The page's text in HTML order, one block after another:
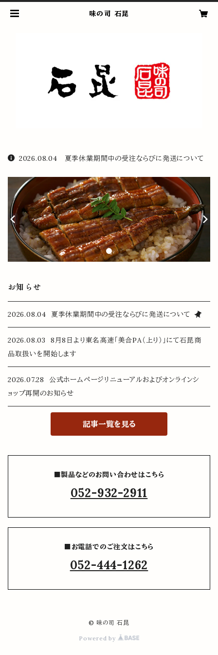
味の司 石昆
2026.08.04 夏季休業期間中の受注ならびに発送について
お知らせ
2026.08.04 夏季休業期間中の受注ならびに発送について
2026.08.03 8月8日より東名高速「美合PA（上り）」にて石昆商
品取扱いを開始します
2026.07.28 公式ホームページリニューアルおよびオンラインシ
ョップ再開のお知らせ
記事一覧を見る
■製品などのお問い合わせはこちら
052-932-2911
■お電話でのご注文はこちら
052-444-1262
© 味の司 石昆
Powered by